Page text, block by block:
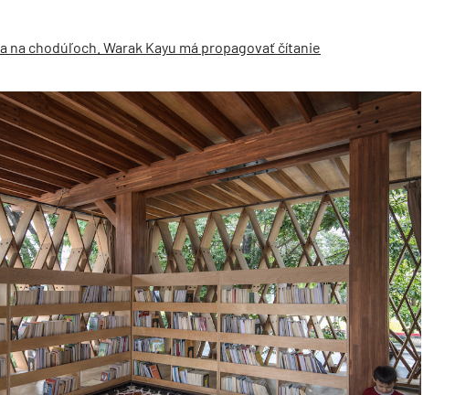
na chodúľoch. Warak Kayu má propagovať čítanie